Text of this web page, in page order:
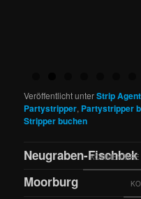
Veröffentlicht unterStrip
Partystripper, Partystripper
Stripper buchen
Neugraben-Fischbek
Moorburg